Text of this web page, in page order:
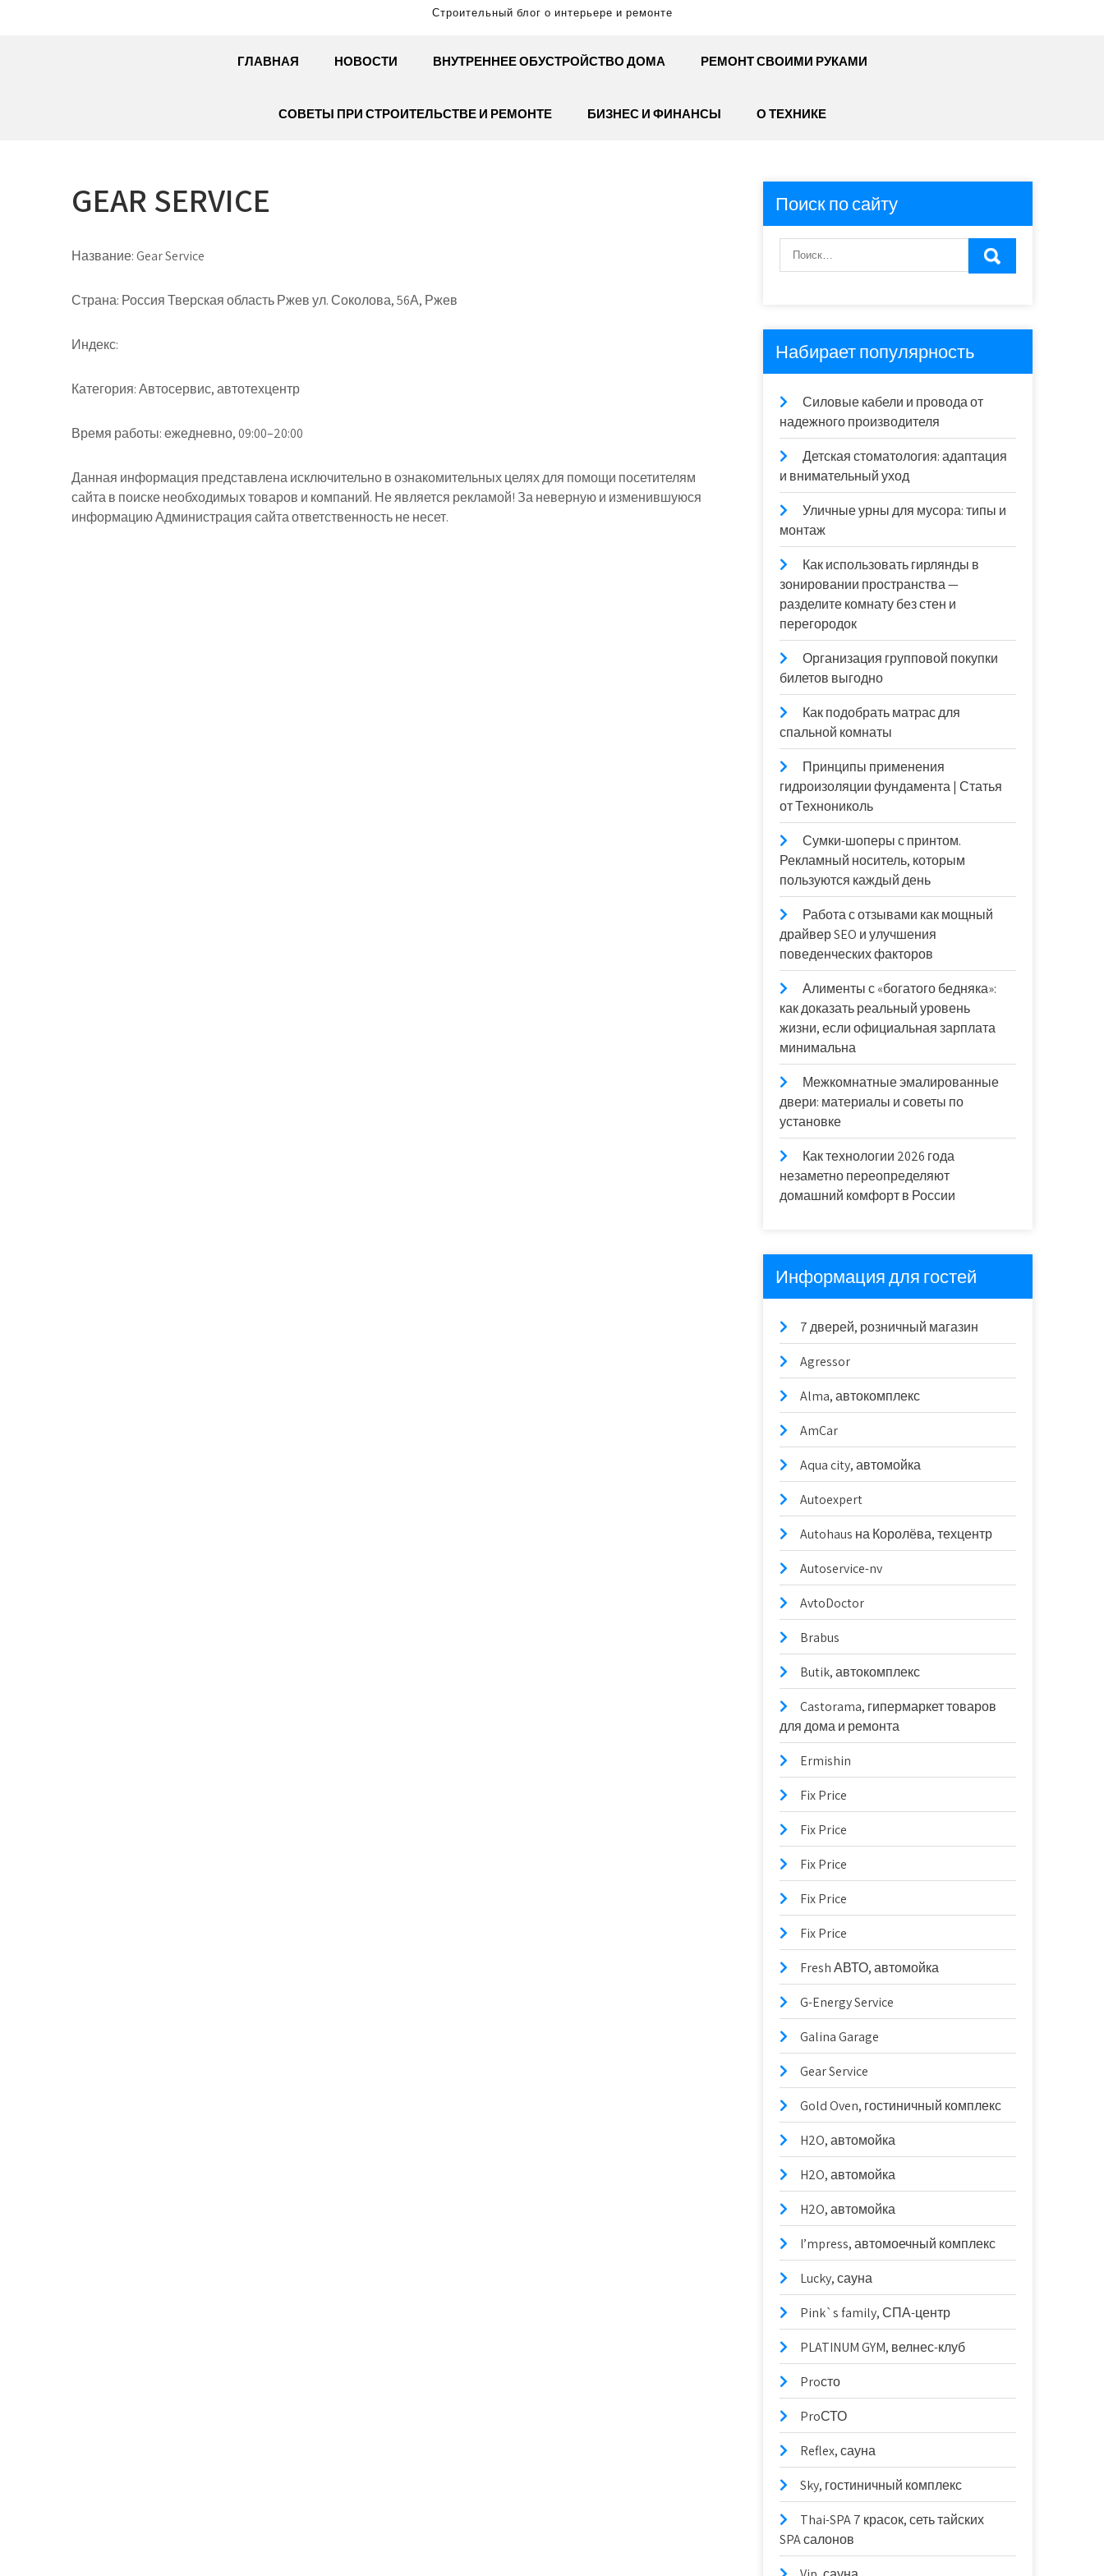
Строительный блог о интерьере и ремонте
ГЛАВНАЯ НОВОСТИ ВНУТРЕННЕЕ ОБУСТРОЙСТВО ДОМА РЕМОНТ СВОИМИ РУКАМИ
СОВЕТЫ ПРИ СТРОИТЕЛЬСТВЕ И РЕМОНТЕ БИЗНЕС И ФИНАНСЫ О ТЕХНИКЕ
GEAR SERVICE
Название:Gear Service
Страна: Россия Тверская область Ржев ул. Соколова, 56А, Ржев
Индекс:
Категория:Автосервис, автотехцентр
Время работы:ежедневно, 09:00–20:00
Данная информация представлена исключительно в ознакомительных целях для помощи посетителям
сайта в поиске необходимых товаров и компаний. Не является рекламой! За неверную и изменившуюся
информацию Администрация сайта ответственность не несет.
Поиск по сайту
Набирает популярность
Силовые кабели и провода от
надежного производителя
Детская стоматология: адаптация
и внимательный уход
Уличные урны для мусора: типы и
монтаж
Как использовать гирлянды в
зонировании пространства —
разделите комнату без стен и
перегородок
Организация групповой покупки
билетов выгодно
Как подобрать матрас для
спальной комнаты
Принципы применения
гидроизоляции фундамента | Статья
от Технониколь
Сумки-шоперы с принтом.
Рекламный носитель, которым
пользуются каждый день
Работа с отзывами как мощный
драйвер SEO и улучшения
поведенческих факторов
Алименты с «богатого бедняка»:
как доказать реальный уровень
жизни, если официальная зарплата
минимальна
Межкомнатные эмалированные
двери: материалы и советы по
установке
Как технологии 2026 года
незаметно переопределяют
домашний комфорт в России
Информация для гостей
7 дверей, розничный магазин
Agressor
Alma, автокомплекс
AmCar
Aqua city, автомойка
Autoexpert
Autohaus на Королёва, техцентр
Autoservice-nv
AvtoDoctor
Brabus
Butik, автокомплекс
Castorama, гипермаркет товаров
для дома и ремонта
Ermishin
Fix Price
Fix Price
Fix Price
Fix Price
Fix Price
Fresh АВТО, автомойка
G-Energy Service
Galina Garage
Gear Service
Gold Oven, гостиничный комплекс
H2O, автомойка
H2O, автомойка
H2O, автомойка
I’mpress, автомоечный комплекс
Lucky, сауна
Pink`s family, СПА-центр
PLATINUM GYM, велнес-клуб
Proсто
ProСТО
Reflex, сауна
Sky, гостиничный комплекс
Thai-SPA 7 красок, сеть тайских
SPA салонов